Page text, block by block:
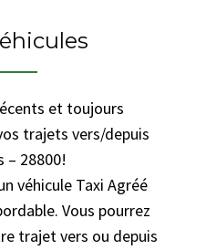
et toujours
trajets vers/depuis
– 28800!
véhicule Taxi Agréé
Vous pourrez
trajet vers ou depuis